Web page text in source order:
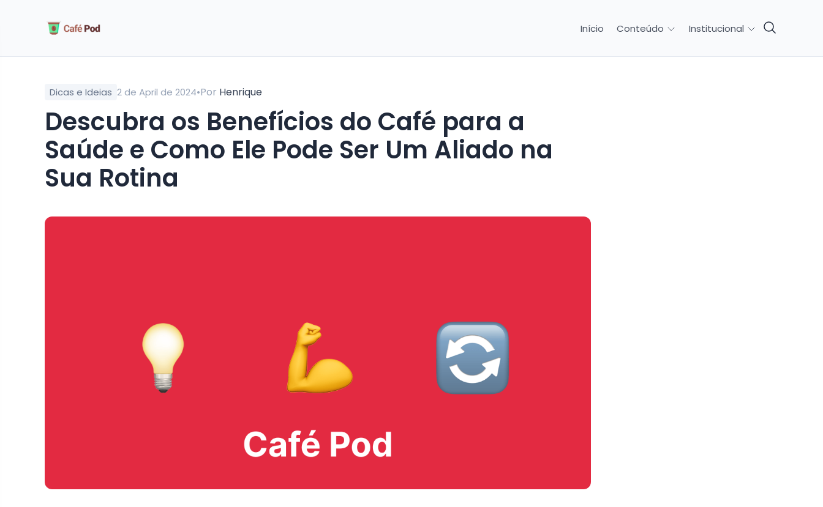
Início Conteúdo Institucional
Dicas e Ideias 2 de April de 2024•Por Henrique
Descubra os Benefícios do Café para a
Saúde e Como Ele Pode Ser Um Aliado na
Sua Rotina